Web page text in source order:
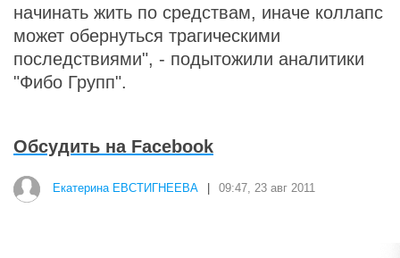
начинать жить по средствам, иначе коллапс
может обернуться трагическими
последствиями", - подытожили аналитики
"Фибо Групп".
Обсудить на Facebook
Екатерина ЕВСТИГНЕЕВА 09:47, 23 авг 2011